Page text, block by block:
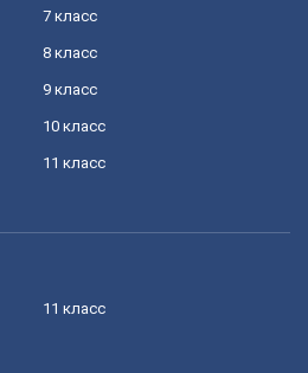
7 класс
8 класс
9 класс
10 класс
11 класс
11 класс